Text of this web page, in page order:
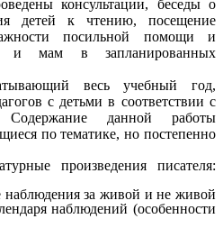
консультации, беседы о
детей к чтению, посещение
посильной помощи и
и мам в запланированных
весь учебный год,
с детьми в соответствии с
Содержание данной работы
по тематике, но постепенно
произведения писателя:
наблюдения за живой и не живой
наблюдений (особенности